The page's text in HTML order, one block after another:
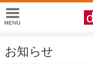
お知らせ